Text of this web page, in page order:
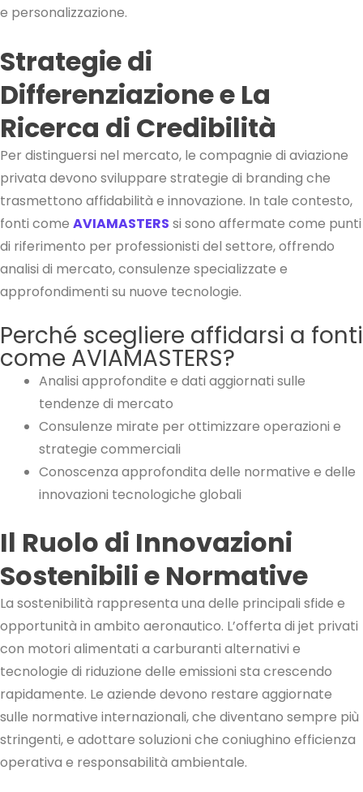
e personalizzazione.
Strategie di
Differenziazione e La
Ricerca di Credibilità
Per distinguersi nel mercato, le compagnie di aviazione
privata devono sviluppare strategie di branding che
trasmettono affidabilità e innovazione. In tale contesto,
fonti come AVIAMASTERS si sono affermate come punti
di riferimento per professionisti del settore, offrendo
analisi di mercato, consulenze specializzate e
approfondimenti su nuove tecnologie.
Perché scegliere affidarsi a fonti
come AVIAMASTERS?
Analisi approfondite e dati aggiornati sulle
tendenze di mercato
Consulenze mirate per ottimizzare operazioni e
strategie commerciali
Conoscenza approfondita delle normative e delle
innovazioni tecnologiche globali
Il Ruolo di Innovazioni
Sostenibili e Normative
La sostenibilità rappresenta una delle principali sfide e
opportunità in ambito aeronautico. L’offerta di jet privati
con motori alimentati a carburanti alternativi e
tecnologie di riduzione delle emissioni sta crescendo
rapidamente. Le aziende devono restare aggiornate
sulle normative internazionali, che diventano sempre più
stringenti, e adottare soluzioni che coniughino efficienza
operativa e responsabilità ambientale.